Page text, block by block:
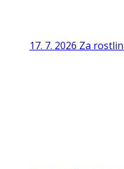
17. 7. 2026 Za